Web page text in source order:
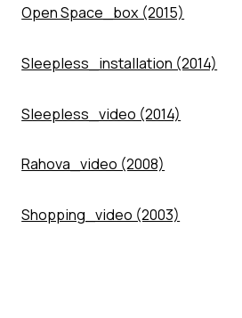
Open Space_box (2015)
Sleepless_installation (2014)
Sleepless_video (2014)
Rahova_video (2008)
Shopping_video (2003)